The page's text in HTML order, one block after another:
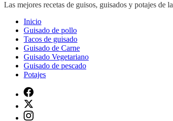
Las mejores recetas de guisos, guisados y potajes de
Inicio
Guisado de pollo
Tacos de guisado
Guisado de Carne
Guisado Vegetariano
Guisado de pescado
Potajes